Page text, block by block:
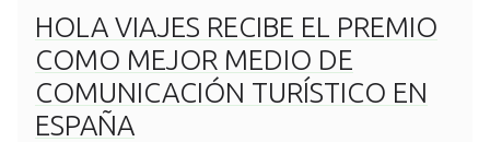
HOLA VIAJES RECIBE EL PREMIO
COMO MEJOR MEDIO DE
COMUNICACIÓN TURÍSTICO EN
ESPAÑA